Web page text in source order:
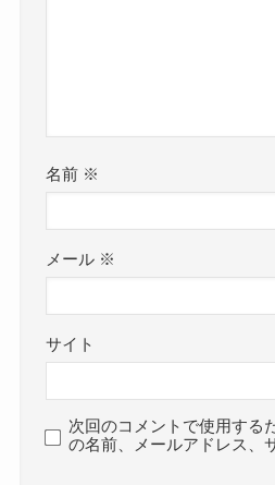
名前 ※
メール ※
サイト
次回のコメントで使用する
の名前、メールアドレス、